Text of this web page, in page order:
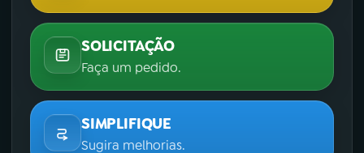
SOLICITAÇÃO
Faça um pedido.
SIMPLIFIQUE
Sugira melhorias.